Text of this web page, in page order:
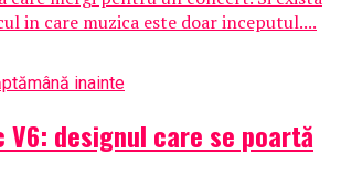
in care muzica este doar inceputul....
inainte
V6: designul care se poartă